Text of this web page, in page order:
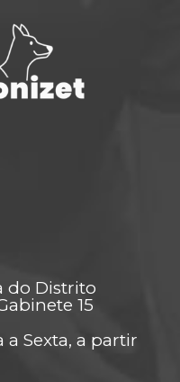
do Distrito
15
a Sexta, a partir